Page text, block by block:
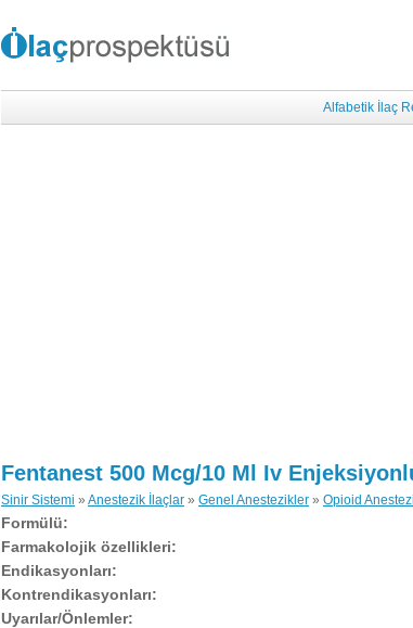
Alfabetik İlaç
Fentanest 500 Mcg/10 Ml Iv
Sinir Sistemi » Anestezik İlaçlar » Genel Anestezikler » Opioid
Formülü:
Farmakolojik özellikleri:
Endikasyonları:
Kontrendikasyonları:
Uyarılar/Önlemler: